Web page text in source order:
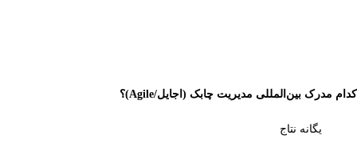
کدام مدرک بین‌المللی مدیریت چابک (اجایل/Agile)؟
یگانه نتاج